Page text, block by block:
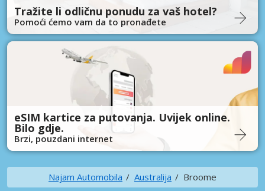
Tražite li odličnu ponudu za vaš hotel?
Pomoći ćemo vam da to pronađete
eSIM kartice za putovanja. Uvijek online.
Bilo gdje.
Brzi, pouzdani internet
Najam Automobila Australija Broome